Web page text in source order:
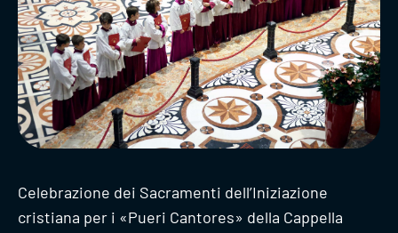
Celebrazione dei Sacramenti dell’Iniziazione
cristiana per i «Pueri Cantores» della Cappella